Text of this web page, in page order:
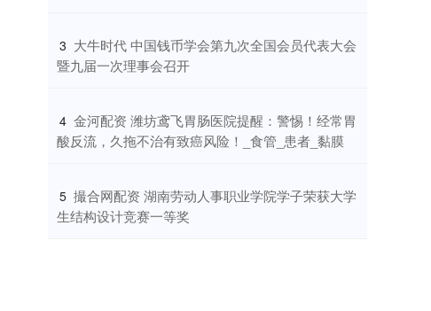
3 ​大牛时代 中国钱币学会第九次全国会员代表大会
暨九届一次理事会召开
4 ​金河配资 潍坊鸢飞胃肠医院提醒：警惕！经常胃
酸反流，久拖不治有致癌风险！_食管_患者_黏膜
5 ​撮合网配资 湖南劳动人事职业学院学子荣获大学
生结构设计竞赛一等奖